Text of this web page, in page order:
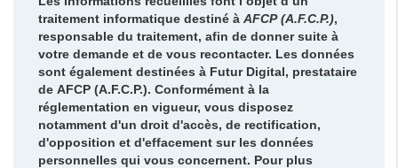
traitement informatique destiné àAFCP (A.F.C.P.),
responsable du traitement, afin de donner suite à
votre demande et de vous recontacter. Les données
sont également destinées à Futur Digital, prestataire
de AFCP (A.F.C.P.). Conformément à la
réglementation en vigueur, vous disposez
notamment d'un droit d'accès, de rectification,
d'opposition et d'effacement sur les données
personnelles qui vous concernent. Pour plus